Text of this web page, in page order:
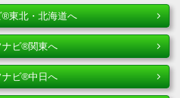
®東北・北海道へ
ナビ®関東へ
ナビ®中日へ